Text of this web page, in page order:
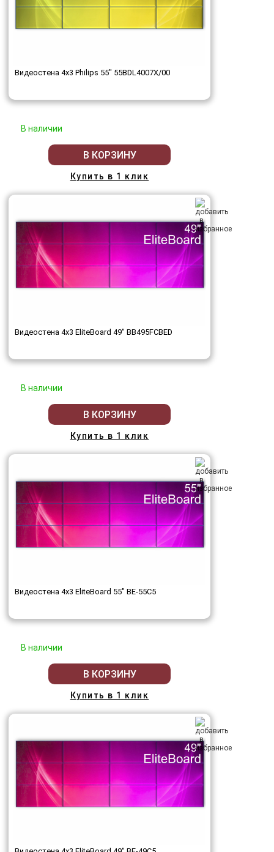
Видеостена 4x3 Philips 55" 55BDL4007X/00
В наличии
В КОРЗИНУ
Купить в 1 клик
Видеостена 4x3 EliteBoard 49" BB495FCBED
В наличии
В КОРЗИНУ
Купить в 1 клик
Видеостена 4x3 EliteBoard 55" BE-55C5
В наличии
В КОРЗИНУ
Купить в 1 клик